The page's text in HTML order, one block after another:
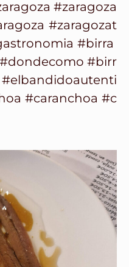
#zaragoza
#zaragozat
#birra
#dondecomo #birr
#elbandidoautenti
#caranchoa #c